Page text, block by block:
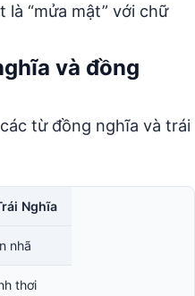
là “mửa mật” với chữ
và đồng
từ đồng nghĩa và trái
Nghĩa
nhã
thơi